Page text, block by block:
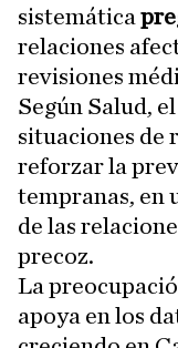
sistemática
relaciones
revisiones
Según Salud,
situaciones de
reforzar la
tempranas, en
de las
precoz.
La
apoya en los